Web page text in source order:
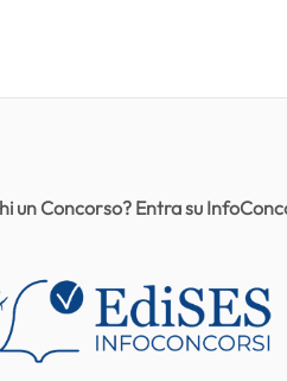
un Concorso? Entra su